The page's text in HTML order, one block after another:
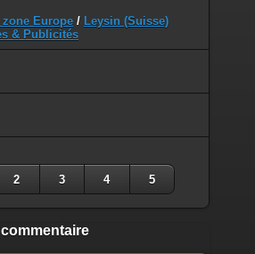
Europe / Leysin (Suisse)
& Publicités
2 3 4 5